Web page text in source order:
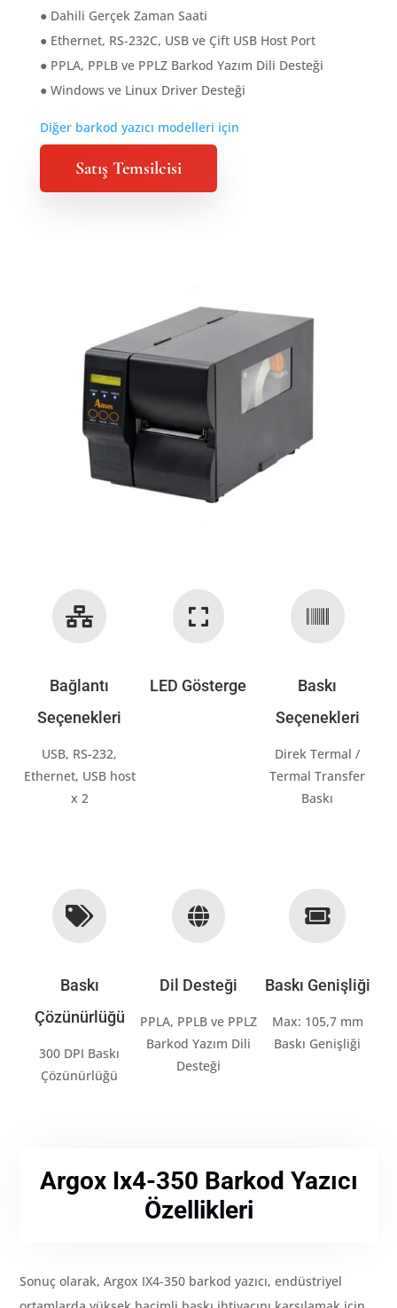
● Dahili Gerçek Zaman Saati
● Ethernet, RS-232C, USB ve Çift USB Host Port
● PPLA, PPLB ve PPLZ Barkod Yazım Dili Desteği
● Windows ve Linux Driver Desteği
Diğer barkod yazıcı modelleri için
Satış Temsilcisi

Bağlantı
Seçenekleri
USB, RS-232,
Ethernet, USB host
x 2

LED Gösterge
Baskı
Seçenekleri
Direk Termal /
Termal Transfer
Baskı

Baskı
Çözünürlüğü
300 DPI Baskı
Çözünürlüğü

Dil Desteği
PPLA, PPLB ve PPLZ
Barkod Yazım Dili
Desteği

Baskı Genişliği
Max: 105,7 mm
Baskı Genişliği
Argox Ix4-350 Barkod Yazıcı
Özellikleri
Sonuç olarak, Argox IX4-350 barkod yazıcı, endüstriyel